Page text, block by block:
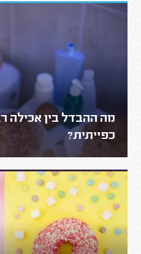
מה ההבדל בין אכילה
כפייתית?